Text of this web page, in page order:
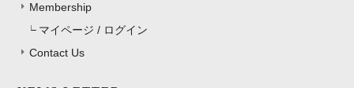
Membership
マイページ / ログイン
Contact Us